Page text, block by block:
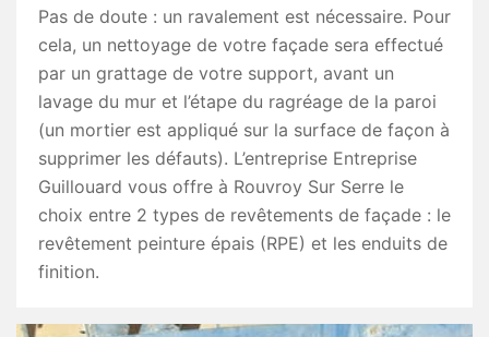
Pas de doute : un ravalement est nécessaire. Pour
cela, un nettoyage de votre façade sera effectué
par un grattage de votre support, avant un
lavage du mur et l’étape du ragréage de la paroi
(un mortier est appliqué sur la surface de façon à
supprimer les défauts). L’entreprise Entreprise
Guillouard vous offre à Rouvroy Sur Serre le
choix entre 2 types de revêtements de façade : le
revêtement peinture épais (RPE) et les enduits de
finition.